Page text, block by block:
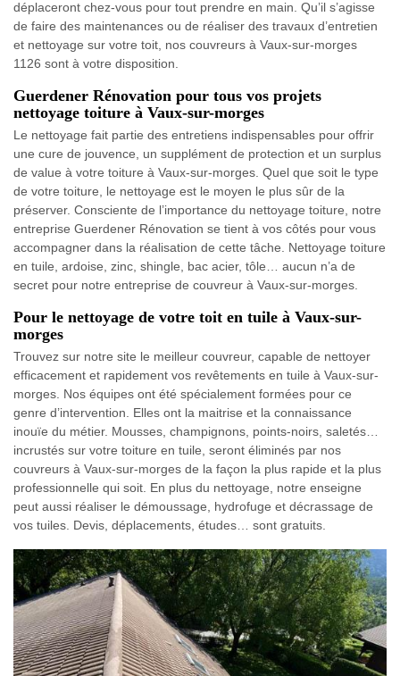
déplaceront chez-vous pour tout prendre en main. Qu’il s’agisse
de faire des maintenances ou de réaliser des travaux d’entretien
et nettoyage sur votre toit, nos couvreurs à Vaux-sur-morges
1126 sont à votre disposition.
Guerdener Rénovation pour tous vos projets
nettoyage toiture à Vaux-sur-morges
Le nettoyage fait partie des entretiens indispensables pour offrir
une cure de jouvence, un supplément de protection et un surplus
de value à votre toiture à Vaux-sur-morges. Quel que soit le type
de votre toiture, le nettoyage est le moyen le plus sûr de la
préserver. Consciente de l’importance du nettoyage toiture, notre
entreprise Guerdener Rénovation se tient à vos côtés pour vous
accompagner dans la réalisation de cette tâche. Nettoyage toiture
en tuile, ardoise, zinc, shingle, bac acier, tôle… aucun n’a de
secret pour notre entreprise de couvreur à Vaux-sur-morges.
Pour le nettoyage de votre toit en tuile à Vaux-sur-
morges
Trouvez sur notre site le meilleur couvreur, capable de nettoyer
efficacement et rapidement vos revêtements en tuile à Vaux-sur-
morges. Nos équipes ont été spécialement formées pour ce
genre d’intervention. Elles ont la maitrise et la connaissance
inouïe du métier. Mousses, champignons, points-noirs, saletés…
incrustés sur votre toiture en tuile, seront éliminés par nos
couvreurs à Vaux-sur-morges de la façon la plus rapide et la plus
professionnelle qui soit. En plus du nettoyage, notre enseigne
peut aussi réaliser le démoussage, hydrofuge et décrassage de
vos tuiles. Devis, déplacements, études… sont gratuits.